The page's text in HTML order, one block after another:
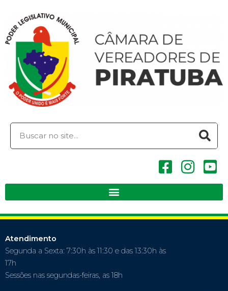
Atendimento
Segunda a Sexta: 7:30h às 11:30 e das 13:30h às
17h
Sessões nas segundas-feiras, as 18h